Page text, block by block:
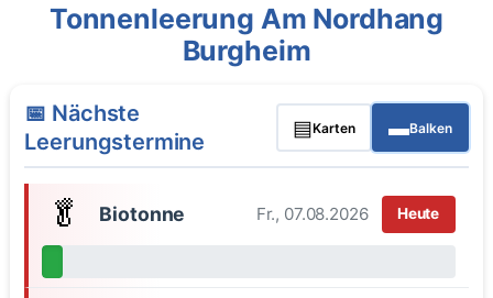
Tonnenleerung Am Nordhang
Burgheim
📅 Nächste
Leerungstermine
▤Karten ▬Balken
🥬 Biotonne Fr., 07.08.2026 Heute